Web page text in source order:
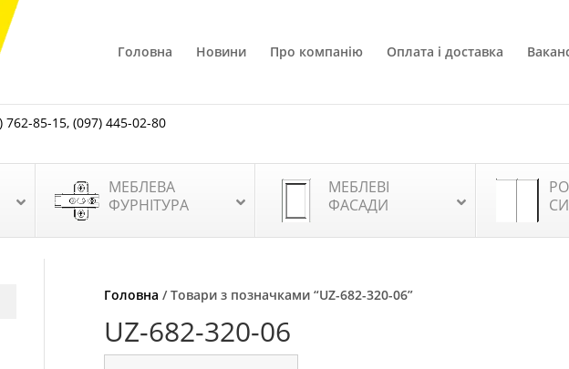
Головна Новини Про компанію Оплата і доставка
762-85-15,(097) 445-02-80
МЕБЛЕВА
ФУРНІТУРА
МЕБЛЕВІ
ФАСАДИ
Головна / Товари з позначками “UZ-682-320-06”
UZ-682-320-06